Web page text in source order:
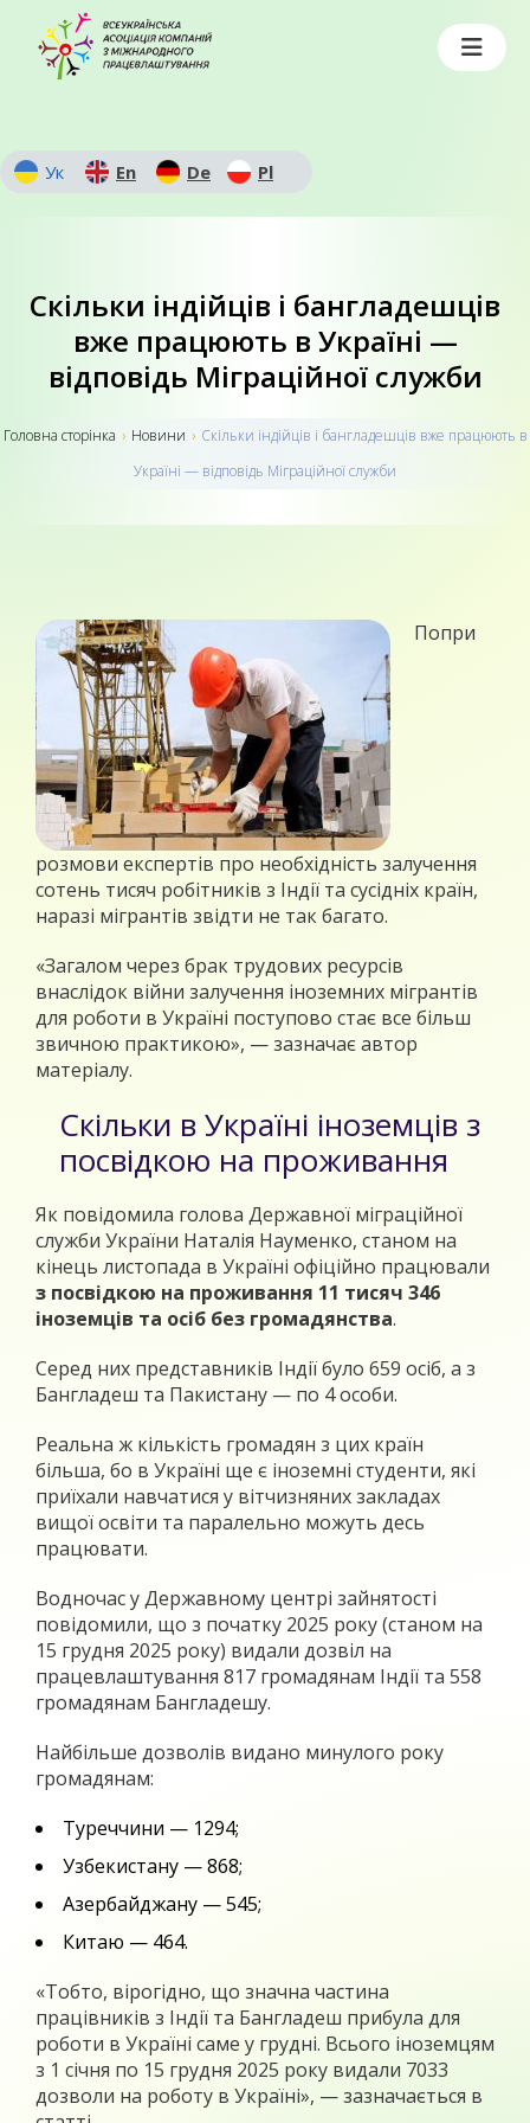
Ук En De Pl
Скільки індійців і бангладешців
вже працюють в Україні —
відповідь Міграційної служби
Головна сторiнка › Новини › Скільки індійців і бангладешців вже працюють в
Україні — відповідь Міграційної служби
Попри
розмови експертів про необхідність залучення
сотень тисяч робітників з Індії та сусідніх країн,
наразі мігрантів звідти не так багато.
«Загалом через брак трудових ресурсів
внаслідок війни залучення іноземних мігрантів
для роботи в Україні поступово стає все більш
звичною практикою», — зазначає автор
матеріалу.
Скільки в Україні іноземців з
посвідкою на проживання
Як повідомила голова Державної міграційної
служби України Наталія Науменко, станом на
кінець листопада в Україні офіційно працювали
з посвідкою на проживання 11 тисяч 346
іноземців та осіб без громадянства.
Серед них представників Індії було 659 осіб, а з
Бангладеш та Пакистану — по 4 особи.
Реальна ж кількість громадян з цих країн
більша, бо в Україні ще є іноземні студенти, які
приїхали навчатися у вітчизняних закладах
вищої освіти та паралельно можуть десь
працювати.
Водночас у Державному центрі зайнятості
повідомили, що з початку 2025 року (станом на
15 грудня 2025 року) видали дозвіл на
працевлаштування 817 громадянам Індії та 558
громадянам Бангладешу.
Найбільше дозволів видано минулого року
громадянам:
Туреччини — 1294;
Узбекистану — 868;
Азербайджану — 545;
Китаю — 464.
«Тобто, вірогідно, що значна частина
працівників з Індії та Бангладеш прибула для
роботи в Україні саме у грудні. Всього іноземцям
з 1 січня по 15 грудня 2025 року видали 7033
дозволи на роботу в Україні», — зазначається в